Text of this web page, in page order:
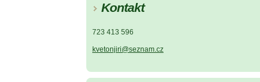
Kontakt
723 413 596
kvetonjiri@seznam.cz